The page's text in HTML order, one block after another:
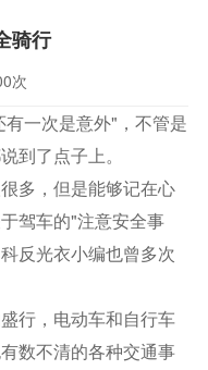
骑行
次
一次是意外"，不管是
到了点子上。
多，但是能够记在心
驾车的"注意安全事
反光衣小编也曾多次
行，电动车和自行车
数不清的各种交通事